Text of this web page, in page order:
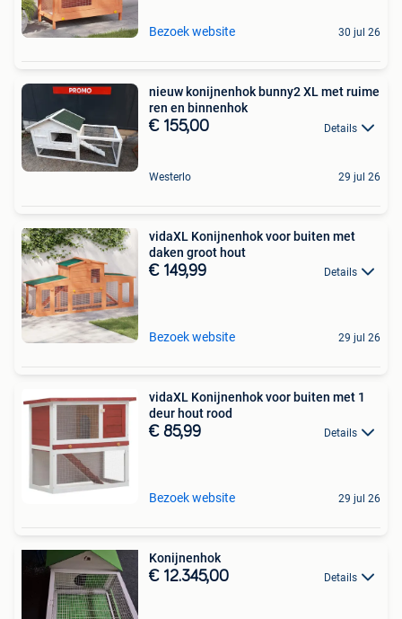
Bezoek website 30 jul 26
nieuw konijnenhok bunny2 XL met ruime
ren en binnenhok
€ 155,00 Details
Westerlo 29 jul 26
vidaXL Konijnenhok voor buiten met
daken groot hout
€ 149,99 Details
Bezoek website 29 jul 26
vidaXL Konijnenhok voor buiten met 1
deur hout rood
€ 85,99 Details
Bezoek website 29 jul 26
Konijnenhok
€ 12.345,00 Details